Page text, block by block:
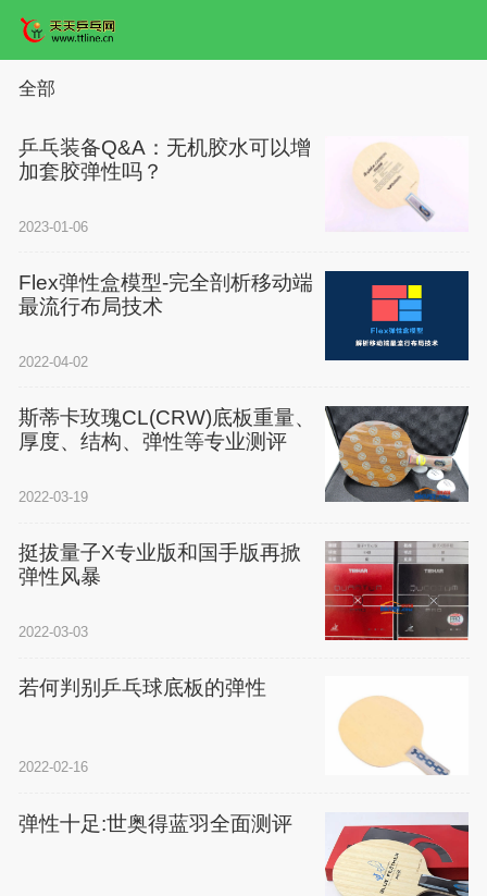
全部
乒乓装备Q&A：无机胶水可以增
加套胶弹性吗？
2023-01-06
Flex弹性盒模型-完全剖析移动端
最流行布局技术
2022-04-02
斯蒂卡玫瑰CL(CRW)底板重量、
厚度、结构、弹性等专业测评
2022-03-19
挺拔量子X专业版和国手版再掀
弹性风暴
2022-03-03
若何判别乒乓球底板的弹性
2022-02-16
弹性十足:世奥得蓝羽全面测评